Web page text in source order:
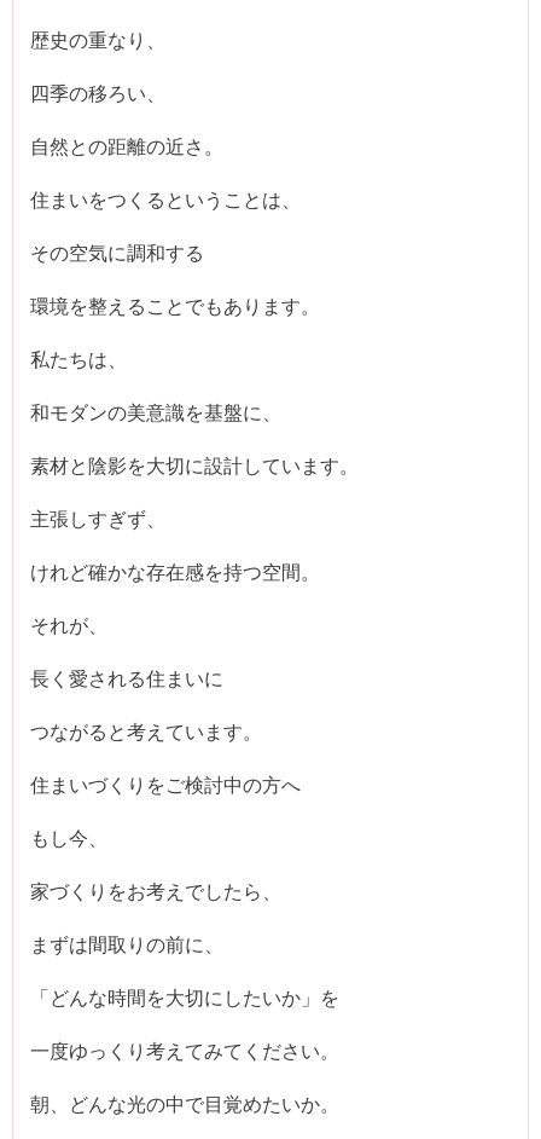
歴史の重なり、
四季の移ろい、
自然との距離の近さ。
住まいをつくるということは、
その空気に調和する
環境を整えることでもあります。
私たちは、
和モダンの美意識を基盤に、
素材と陰影を大切に設計しています。
主張しすぎず、
けれど確かな存在感を持つ空間。
それが、
長く愛される住まいに
つながると考えています。
住まいづくりをご検討中の方へ
もし今、
家づくりをお考えでしたら、
まずは間取りの前に、
「どんな時間を大切にしたいか」を
一度ゆっくり考えてみてください。
朝、どんな光の中で目覚めたいか。